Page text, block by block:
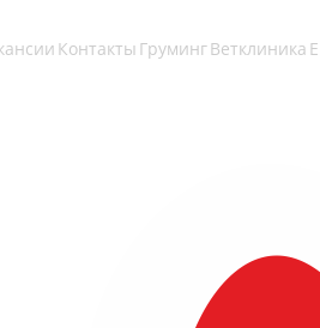
Контакты ГрумингВетклиника